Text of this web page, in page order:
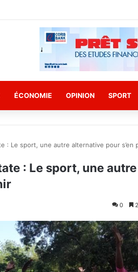
ÉCONOMIE OPINION SPORT
: Le sport, une autre alternative pour s’en
: Le sport, une autre
0